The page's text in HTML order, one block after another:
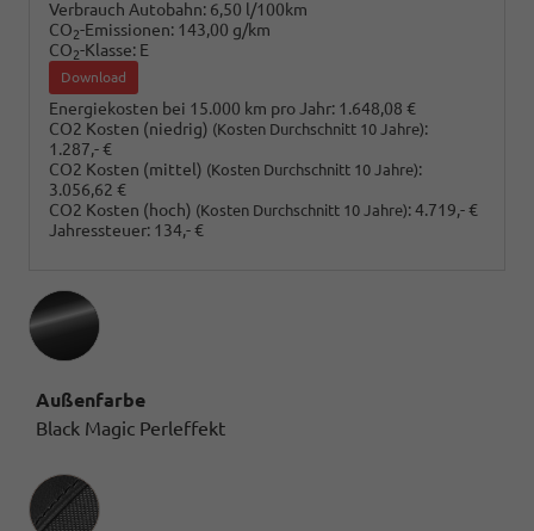
Verbrauch Autobahn: 6,50 l/100km
CO2-Emissionen: 143,00 g/km
CO2-Klasse: E
Download
Energiekosten bei 15.000 km pro Jahr: 1.648,08 €
CO2 Kosten (niedrig) (Kosten Durchschnitt 10 Jahre):
1.287,- €
CO2 Kosten (mittel) (Kosten Durchschnitt 10 Jahre):
3.056,62 €
CO2 Kosten (hoch) (Kosten Durchschnitt 10 Jahre):4.719,- €
Jahressteuer: 134,- €
Außenfarbe
Black Magic Perleffekt
Innenausstattung